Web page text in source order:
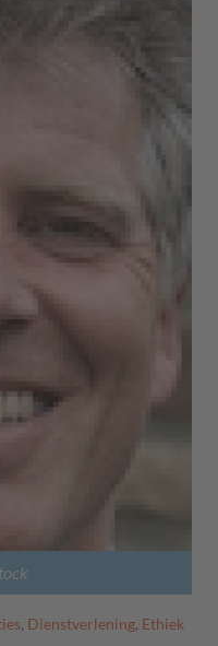
, Dienstverlening, Ethiek